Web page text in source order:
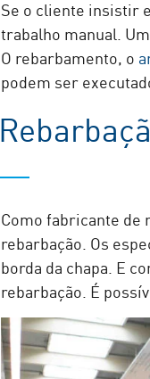
Se o cliente insistir
trabalho manual.
O rebarbamento, o
podem ser
Como fabricante de
rebarbação. Os
borda da chapa. E
rebarbação. É